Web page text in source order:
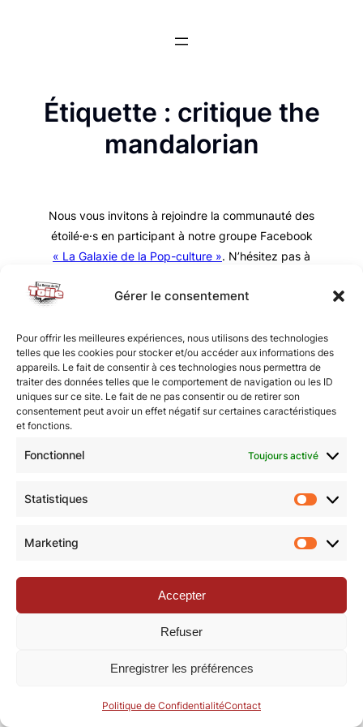
Gérer le consentement
Pour offrir les meilleures expériences, nous utilisons des technologies
telles que les cookies pour stocker et/ou accéder aux informations des
appareils. Le fait de consentir à ces technologies nous permettra de
traiter des données telles que le comportement de navigation ou les ID
uniques sur ce site. Le fait de ne pas consentir ou de retirer son
consentement peut avoir un effet négatif sur certaines caractéristiques
et fonctions.
Fonctionnel Toujours activé
Statistiques
Marketing
Accepter
Refuser
Enregistrer les préférences
Politique de ConfidentialitéContact
Étiquette : critique the
mandalorian
Nous vous invitons à rejoindre la communauté des
étoilé·e·s en participant à notre groupe Facebook
« La Galaxie de la Pop-culture ». N’hésitez pas à
© Revue de la Toile 2018 – 2026 | Thème Mesa WPEX par
WPExplorer